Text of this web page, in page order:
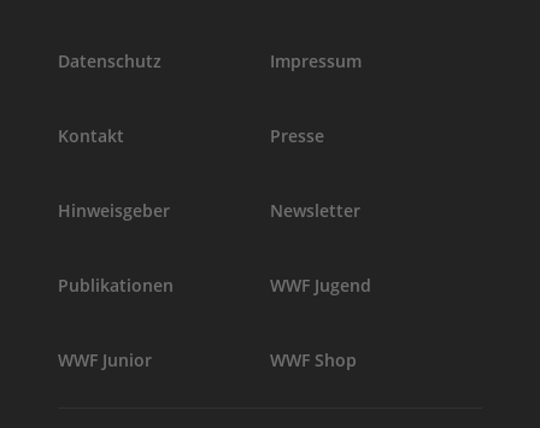
Datenschutz Impressum
Kontakt Presse
Hinweisgeber Newsletter
Publikationen WWF Jugend
WWF Junior WWF Shop